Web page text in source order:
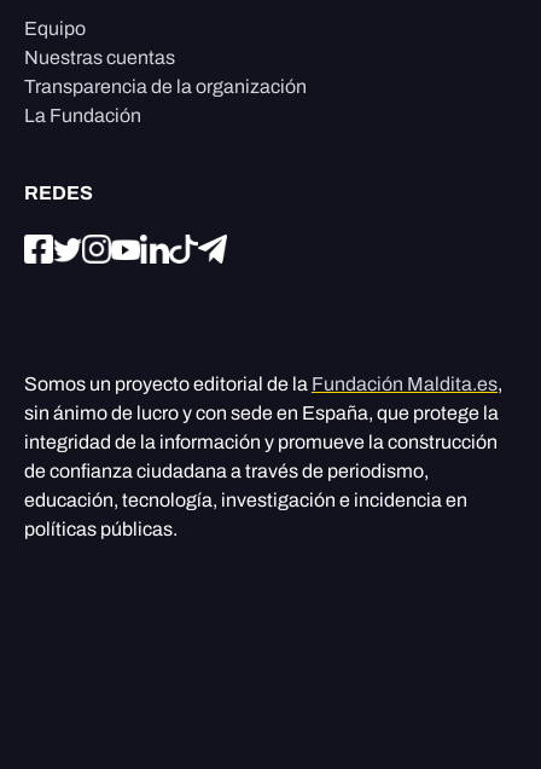
Equipo
Nuestras cuentas
Transparencia de la organización
La Fundación
REDES
Somos un proyecto editorial de la Fundación Maldita.es,
sin ánimo de lucro y con sede en España, que protege la
integridad de la información y promueve la construcción
de confianza ciudadana a través de periodismo,
educación, tecnología, investigación e incidencia en
políticas públicas.